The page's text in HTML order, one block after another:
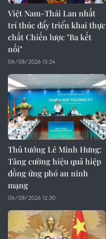
Việt Nam-Thái Lan nhất
trí thúc đẩy triển khai thực
chất Chiến lược "Ba kết
nối"
06/08/2026 13:24
Thủ tướng Lê Minh Hưng:
Tăng cường hiệu quả hiệp
đồng ứng phó an ninh
mạng
06/08/2026 12:30